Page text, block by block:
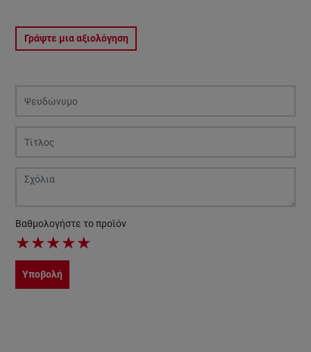
Γράψτε μια αξιολόγηση
Βαθμολογήστε το προϊόν
★★★★★
Υποβολή